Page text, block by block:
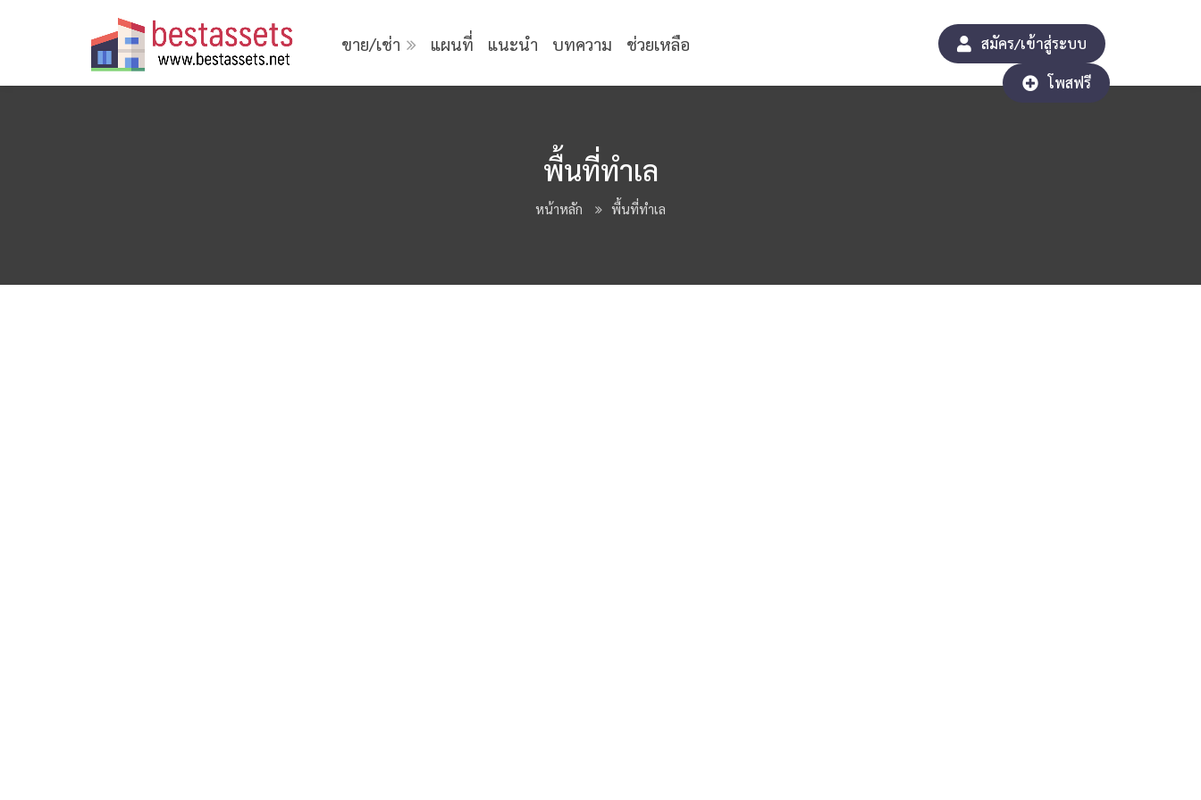
ขาย/เช่า แผนที่ แนะนำ บทความ ช่วยเหลือ สมัคร/เข้าสู่ระบบ
โพสฟรี
พื้นที่ทำเล
หน้าหลัก พื้นที่ทำเล